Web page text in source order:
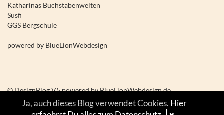
Katharinas Buchstabenwelten
Susfi
GGS Bergschule
powered by BlueLionWebdesign
© DesignBlog V5 powered by BlueLionWebdesign.de
Ja, auch dieses Blog verwendet Cookies. Hier